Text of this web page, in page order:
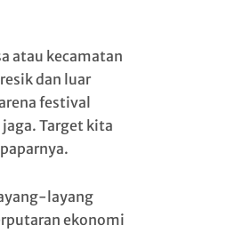
atau kecamatan
dan luar
festival
Target kita
layang
ekonomi